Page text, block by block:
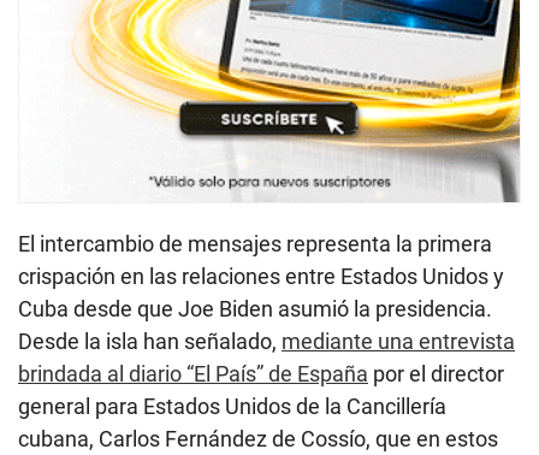
El intercambio de mensajes representa la primera
crispación en las relaciones entre Estados Unidos y
Cuba desde que Joe Biden asumió la presidencia.
Desde la isla han señalado, mediante una entrevista
brindada al diario “El País” de España por el director
general para Estados Unidos de la Cancillería
cubana, Carlos Fernández de Cossío, que en estos